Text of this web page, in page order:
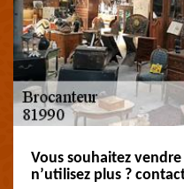
Vous souhaitez
n’utilisez plus ?